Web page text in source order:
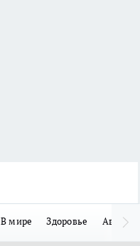
В мире Здоровье Авто